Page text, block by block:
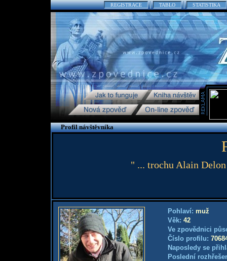
REGISTRACE TABLO STATISTIKA
Profil návštěvníka
" ... trochu Alain
Pohlaví: muž
Věk: 42
Ve zpovědnici
Číslo profilu:
Naposledy se
Poslední